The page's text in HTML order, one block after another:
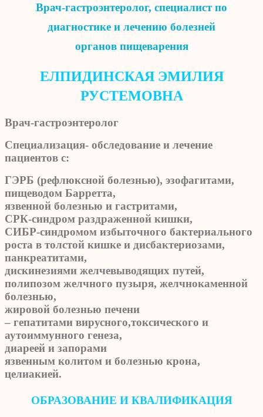
Врач-гастроэнтеролог, специалист по
диагностике и лечению болезней
органов пищеварения
ЕЛПИДИНСКАЯ ЭМИЛИЯ
РУСТЕМОВНА
Врач-гастроэнтеролог
Специализация- обследование и лечение
пациентов с:
ГЭРБ (рефлюксной болезнью), эзофагитами,
пищеводом Барретта,
язвенной болезнью и гастритами,
СРК-синдром раздраженной кишки,
СИБР-синдромом избыточного бактериального
роста в толстой кишке и дисбактериозами,
панкреатитами,
дискинезиями желчевыводящих путей,
полипозом желчного пузыря, желчнокаменной
болезнью,
жировой болезнью печени
– гепатитами вирусного,токсического и
аутоиммунного генеза,
диареей и запорами
язвенным колитом и болезнью крона,
целиакией.
ОБРАЗОВАНИЕ И КВАЛИФИКАЦИЯ